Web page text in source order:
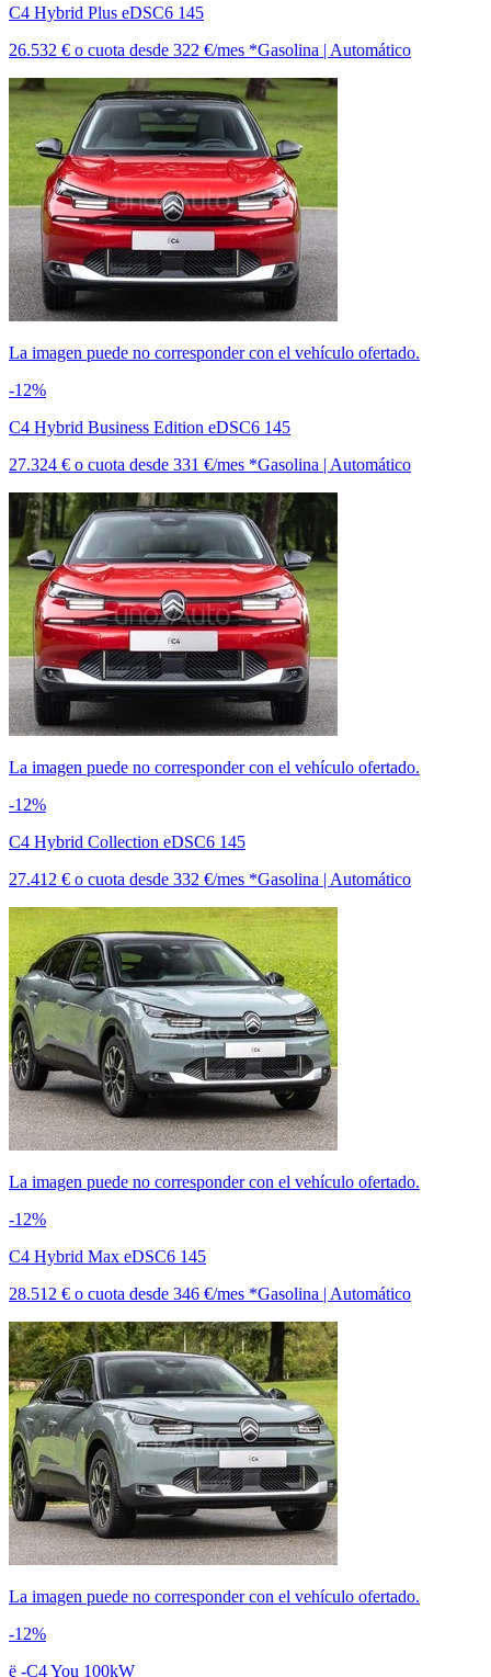
C4 Hybrid Plus eDSC6 145
26.532 € o cuota desde 322 €/mes *Gasolina | Automático
La imagen puede no corresponder con el vehículo ofertado.
-12%
C4 Hybrid Business Edition eDSC6 145
27.324 € o cuota desde 331 €/mes *Gasolina | Automático
La imagen puede no corresponder con el vehículo ofertado.
-12%
C4 Hybrid Collection eDSC6 145
27.412 € o cuota desde 332 €/mes *Gasolina | Automático
La imagen puede no corresponder con el vehículo ofertado.
-12%
C4 Hybrid Max eDSC6 145
28.512 € o cuota desde 346 €/mes *Gasolina | Automático
La imagen puede no corresponder con el vehículo ofertado.
-12%
ë -C4 You 100kW